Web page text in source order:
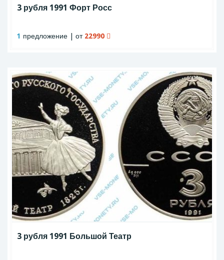
3 рубля 1991 Форт Росс
1 предложение | от 22990
3 рубля 1991 Большой Театр